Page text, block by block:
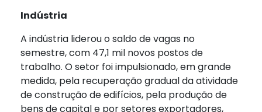
Indústria
A indústria liderou o saldo de vagas no
semestre, com 47,1 mil novos postos de
trabalho. O setor foi impulsionado, em grande
medida, pela recuperação gradual da atividade
de construção de edifícios, pela produção de
bens de capital e por setores exportadores,